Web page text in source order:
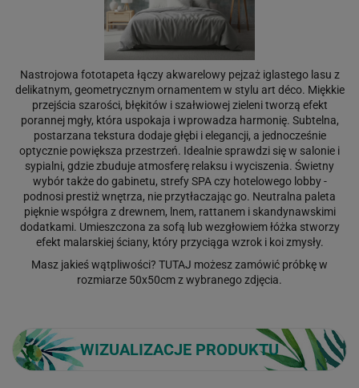
Nastrojowa fototapeta łączy akwarelowy pejzaż iglastego lasu z
delikatnym, geometrycznym ornamentem w stylu art déco. Miękkie
przejścia szarości, błękitów i szałwiowej zieleni tworzą efekt
porannej mgły, która uspokaja i wprowadza harmonię. Subtelna,
postarzana tekstura dodaje głębi i elegancji, a jednocześnie
optycznie powiększa przestrzeń. Idealnie sprawdzi się w salonie i
sypialni, gdzie zbuduje atmosferę relaksu i wyciszenia. Świetny
wybór także do gabinetu, strefy SPA czy hotelowego lobby -
podnosi prestiż wnętrza, nie przytłaczając go. Neutralna paleta
pięknie współgra z drewnem, lnem, rattanem i skandynawskimi
dodatkami. Umieszczona za sofą lub wezgłowiem łóżka stworzy
efekt malarskiej ściany, który przyciąga wzrok i koi zmysły.
Masz jakieś wątpliwości? TUTAJ możesz zamówić próbkę w
rozmiarze 50x50cm z wybranego zdjęcia.
WIZUALIZACJE PRODUKTU